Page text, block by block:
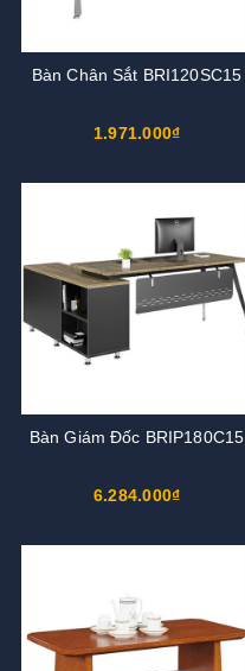
Bàn Chân Sắt BRI120SC15
1.971.000₫
Bàn Giám Đốc BRIP180C15
6.284.000₫